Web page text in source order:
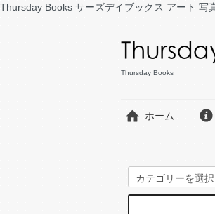
Thursday Books サーズデイブックス アート 写
Thursday Books
ホーム